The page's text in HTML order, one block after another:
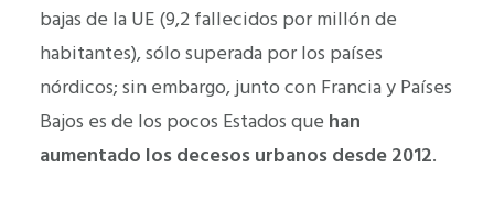
bajas de la UE (9,2 fallecidos por millón de
habitantes), sólo superada por los países
nórdicos; sin embargo, junto con Francia y Países
Bajos es de los pocos Estados que han
aumentado los decesos urbanos desde 2012.